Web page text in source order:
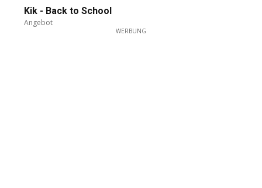
Kik - Back to School
Angebot
WERBUNG